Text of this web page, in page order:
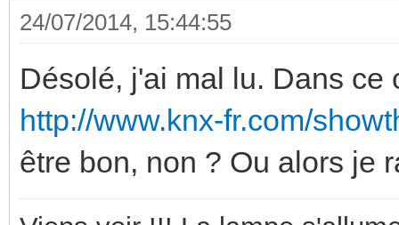
24/07/2014, 15:44:55
Désolé, j'ai mal lu. Dans ce
http://www.knx-fr.com/
être bon, non ? Ou alors je